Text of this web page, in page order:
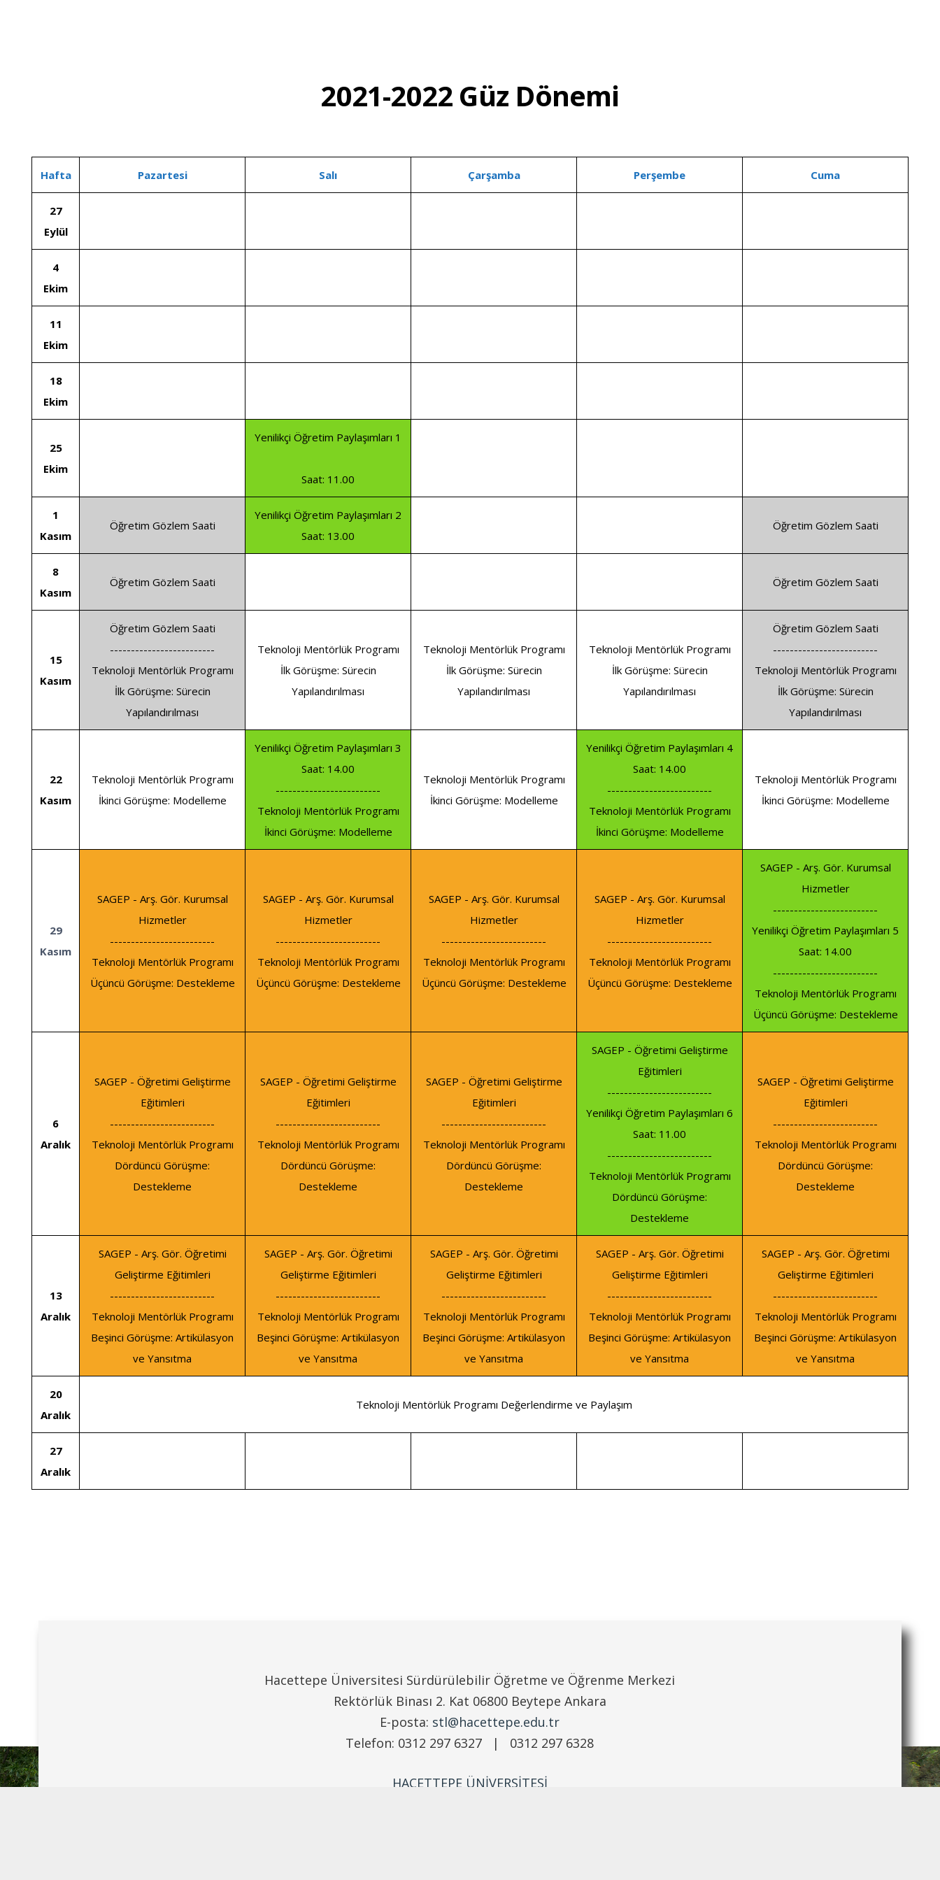
2021-2022 Güz Dönemi
Hafta Pazartesi Salı Çarşamba Perşembe Cuma
27
Eylül
4
Ekim
11
Ekim
18
Ekim
25
Ekim
Yenilikçi Öğretim Paylaşımları 1
Saat: 11.00
1
Kasım
Öğretim Gözlem Saati
Yenilikçi Öğretim Paylaşımları 2
Saat: 13.00
Öğretim Gözlem Saati
8
Kasım
Öğretim Gözlem Saati Öğretim Gözlem Saati
15
Kasım
Öğretim Gözlem Saati
-------------------------
Teknoloji Mentörlük Programı
İlk Görüşme: Sürecin
Yapılandırılması
Teknoloji Mentörlük Programı
İlk Görüşme: Sürecin
Yapılandırılması
Teknoloji Mentörlük Programı
İlk Görüşme: Sürecin
Yapılandırılması
Teknoloji Mentörlük Programı
İlk Görüşme: Sürecin
Yapılandırılması
Öğretim Gözlem Saati
-------------------------
Teknoloji Mentörlük Programı
İlk Görüşme: Sürecin
Yapılandırılması
22
Kasım
Teknoloji Mentörlük Programı
İkinci Görüşme: Modelleme
Yenilikçi Öğretim Paylaşımları 3
Saat: 14.00
-------------------------
Teknoloji Mentörlük Programı
İkinci Görüşme: Modelleme
Teknoloji Mentörlük Programı
İkinci Görüşme: Modelleme
Yenilikçi Öğretim Paylaşımları 4
Saat: 14.00
-------------------------
Teknoloji Mentörlük Programı
İkinci Görüşme: Modelleme
Teknoloji Mentörlük Programı
İkinci Görüşme: Modelleme
29
Kasım
SAGEP - Arş. Gör. Kurumsal
Hizmetler
-------------------------
Teknoloji Mentörlük Programı
Üçüncü Görüşme: Destekleme
SAGEP - Arş. Gör. Kurumsal
Hizmetler
-------------------------
Teknoloji Mentörlük Programı
Üçüncü Görüşme: Destekleme
SAGEP - Arş. Gör. Kurumsal
Hizmetler
-------------------------
Teknoloji Mentörlük Programı
Üçüncü Görüşme: Destekleme
SAGEP - Arş. Gör. Kurumsal
Hizmetler
-------------------------
Teknoloji Mentörlük Programı
Üçüncü Görüşme: Destekleme
SAGEP - Arş. Gör. Kurumsal
Hizmetler
-------------------------
Yenilikçi Öğretim Paylaşımları 5
Saat: 14.00
-------------------------
Teknoloji Mentörlük Programı
Üçüncü Görüşme: Destekleme
6
Aralık
SAGEP - Öğretimi Geliştirme
Eğitimleri
-------------------------
Teknoloji Mentörlük Programı
Dördüncü Görüşme:
Destekleme
SAGEP - Öğretimi Geliştirme
Eğitimleri
-------------------------
Teknoloji Mentörlük Programı
Dördüncü Görüşme:
Destekleme
SAGEP - Öğretimi Geliştirme
Eğitimleri
-------------------------
Teknoloji Mentörlük Programı
Dördüncü Görüşme:
Destekleme
SAGEP - Öğretimi Geliştirme
Eğitimleri
-------------------------
Yenilikçi Öğretim Paylaşımları 6
Saat: 11.00
-------------------------
Teknoloji Mentörlük Programı
Dördüncü Görüşme:
Destekleme
SAGEP - Öğretimi Geliştirme
Eğitimleri
-------------------------
Teknoloji Mentörlük Programı
Dördüncü Görüşme:
Destekleme
13
Aralık
SAGEP - Arş. Gör. Öğretimi
Geliştirme Eğitimleri
-------------------------
Teknoloji Mentörlük Programı
Beşinci Görüşme: Artikülasyon
ve Yansıtma
SAGEP - Arş. Gör. Öğretimi
Geliştirme Eğitimleri
-------------------------
Teknoloji Mentörlük Programı
Beşinci Görüşme: Artikülasyon
ve Yansıtma
SAGEP - Arş. Gör. Öğretimi
Geliştirme Eğitimleri
-------------------------
Teknoloji Mentörlük Programı
Beşinci Görüşme: Artikülasyon
ve Yansıtma
SAGEP - Arş. Gör. Öğretimi
Geliştirme Eğitimleri
-------------------------
Teknoloji Mentörlük Programı
Beşinci Görüşme: Artikülasyon
ve Yansıtma
SAGEP - Arş. Gör. Öğretimi
Geliştirme Eğitimleri
-------------------------
Teknoloji Mentörlük Programı
Beşinci Görüşme: Artikülasyon
ve Yansıtma
20
Aralık
Teknoloji Mentörlük Programı Değerlendirme ve Paylaşım
27
Aralık
Hacettepe Üniversitesi Sürdürülebilir Öğretme ve Öğrenme Merkezi
Rektörlük Binası 2. Kat 06800 Beytepe Ankara
E-posta: stl@hacettepe.edu.tr
Telefon: 0312 297 6327 | 0312 297 6328
HACETTEPE ÜNİVERSİTESİ